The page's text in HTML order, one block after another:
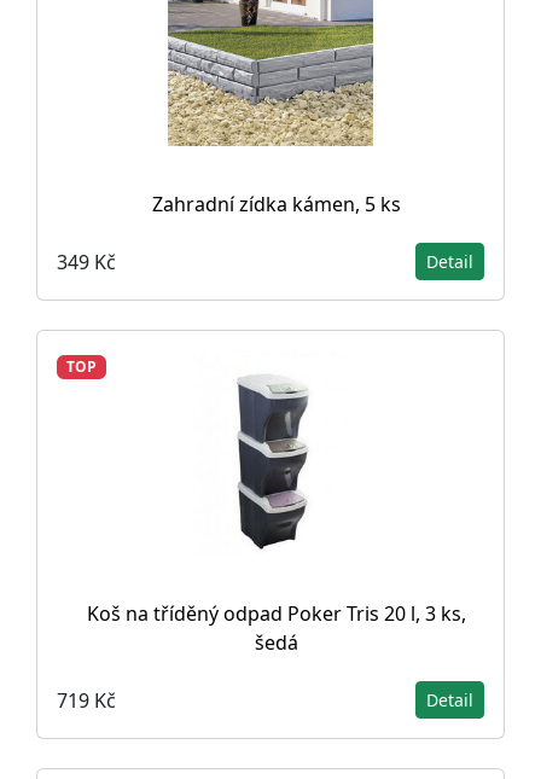
Zahradní zídka kámen, 5 ks
349 Kč Detail
TOP
Koš na tříděný odpad Poker Tris 20 l, 3 ks,
šedá
719 Kč Detail